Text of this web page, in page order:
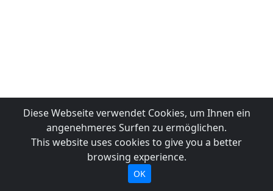
Diese Webseite verwendet Cookies, um Ihnen ein
angenehmeres Surfen zu ermöglichen.
This website uses cookies to give you a better
browsing experience.
OK